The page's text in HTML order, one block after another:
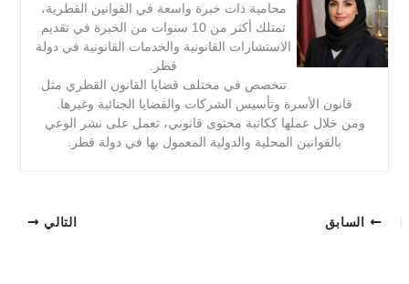
محامية ذات خبرة واسعة في القوانين القطرية،
تمتلك أكثر من 10 سنوات من الخبرة في تقديم
الاستشارات القانونية والخدمات القانونية في دولة
قطر.
تتخصص في مختلف قضايا القانون القطري مثل
قانون الأسرة وتأسيس الشركات والقضايا الجنائية وغيرها.
ومن خلال عملها ككاتبة محتوى قانوني، تعمل على نشر الوعي
بالقوانين المحلية والدولية المعمول بها في دولة قطر.
السابق التالي